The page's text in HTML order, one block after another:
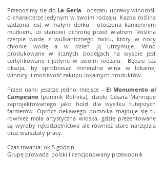
Przenosimy się do La Geria - obszaru uprawy winorośli
o charakterze jedynym w swoim rodzaju. Każda roślina
sadzona jest w małym dołku i otoczona kamiennym
murkiem, co stanowi ochronę przed wiatrem. Roślina
czerpie wodę z wulkanicznego żwiru, który w nocy
chłonie wodę a w dzień ją utrzymuje. Wino
produkowane w licznych bodegach na wyspie jest
certyfikowane i jedyne w swoim rodzaju. Będzie też
okazja, by spróbować mineralne wina w lokalnej
winnicy i możliwość zakupu lokalnych produktów.
Przed nami jeszcze jedno miejsce - El Monumento al
Campesino (pomnik Rolnika), dzieło Césara Manrique
zaprojektowanego jako hołd dla wysiłku tutejszych
farmerów. Oprócz ciekawego pomnika znajduje się tu
rownież mała artystyczna wioska, gdzie prezentowane
są wyroby rękodzielnictwa ale również stare narzędzia
oraz warsztaty pracy.
Czas trwania: ok 5 godzin
Grupę prowadzi polski licencjonowany przewodnik